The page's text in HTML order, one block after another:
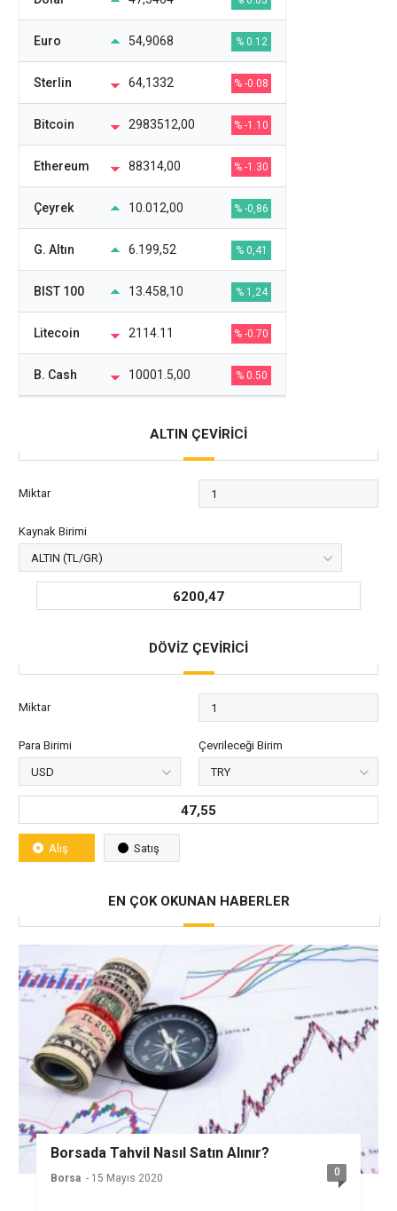
Euro 54,9068 % 0.12
Sterlin 64,1332 % -0.08
Bitcoin 2983512,00 % -1.10
Ethereum 88314,00 % -1.30
Çeyrek 10.012,00 % -0,86
G. Altın 6.199,52 % 0,41
BIST 100 13.458,10 % 1,24
Litecoin 2114.11 % -0.70
B. Cash 10001.5,00 % 0.50
ALTIN ÇEVİRİCİ
Miktar
Kaynak Birimi
6200,47
DÖVİZ ÇEVİRİCİ
Miktar
Para Birimi Çevrileceği Birim
47,55
Alış Satış
EN ÇOK OKUNAN HABERLER
Borsada Tahvil Nasıl Satın Alınır?
Borsa - 15 Mayıs 2020 0